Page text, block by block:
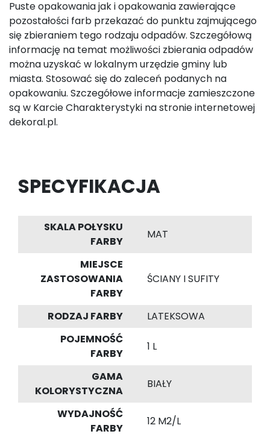
Puste opakowania jak i opakowania zawierające
pozostałości farb przekazać do punktu zajmującego
się zbieraniem tego rodzaju odpadów. Szczegółową
informację na temat możliwości zbierania odpadów
można uzyskać w lokalnym urzędzie gminy lub
miasta. Stosować się do zaleceń podanych na
opakowaniu. Szczegółowe informacje zamieszczone
są w Karcie Charakterystyki na stronie internetowej
dekoral.pl.
SPECYFIKACJA
SKALA POŁYSKU
FARBY
MAT
MIEJSCE
ZASTOSOWANIA
FARBY
ŚCIANY I SUFITY
RODZAJ FARBY
LATEKSOWA
POJEMNOŚĆ
FARBY
1 L
GAMA
KOLORYSTYCZNA
BIAŁY
WYDAJNOŚĆ
FARBY
12 M2/L